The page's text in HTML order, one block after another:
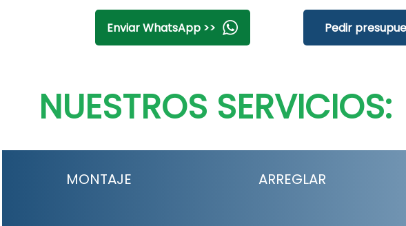
Enviar WhatsApp >> Pedir
NUESTROS SERVICIOS:
MONTAJE ARREGLAR